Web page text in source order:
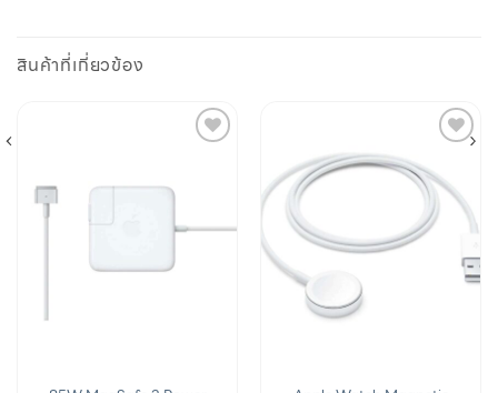
สินค้าที่เกี่ยวข้อง
wishlist